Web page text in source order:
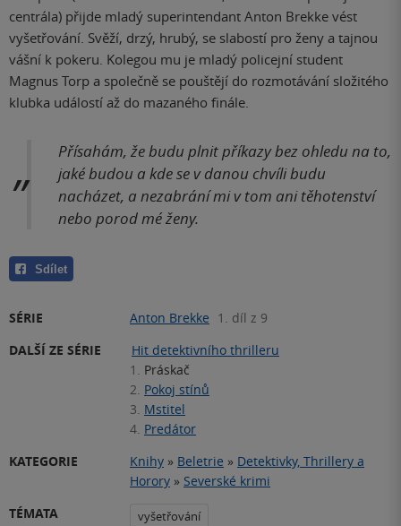
centrála) přijde mladý superintendant Anton Brekke vést
vyšetřování. Svěží, drzý, hrubý, se slabostí pro ženy a tajnou
vášní k pokeru. Kolegou mu je mladý policejní student
Magnus Torp a společně se pouštějí do rozmotávání složitého
klubka událostí až do mazaného finále.
Přísahám, že budu plnit příkazy bez ohledu na to,
jaké budou a kde se v danou chvíli budu
nacházet, a nezabrání mi v tom ani těhotenství
nebo porod mé ženy.
Sdílet
SÉRIE Anton Brekke 1. díl z 9
DALŠÍ ZE SÉRIE
Hit detektivního thrilleru
1. Práskač
2. Pokoj stínů
3. Mstitel
4. Predátor
KATEGORIE
Knihy » Beletrie » Detektivky, Thrillery a
Horory » Severské krimi
TÉMATA
vyšetřování